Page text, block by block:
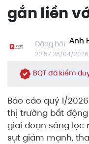
gắn liền
Anh
20:57 26/04/2026
BQT đã kiểm
Báo cáo quý I/
thị trường bất động
giai đoạn sàng lọc
sụt giảm mạnh,